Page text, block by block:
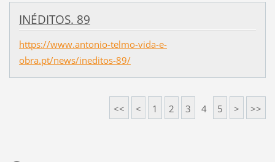
INÉDITOS. 89
https://www.antonio-telmo-vida-e-
obra.pt/news/ineditos-89/
<< < 1 2 3 4 5 > >>